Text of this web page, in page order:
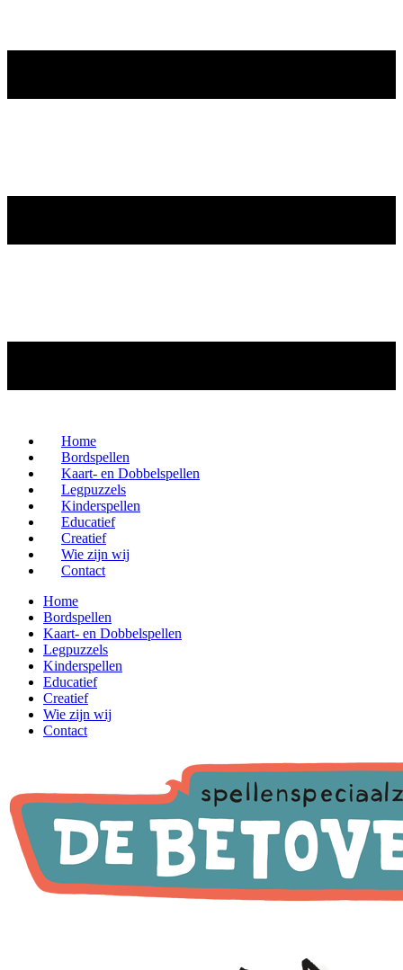
Home
Bordspellen
Kaart- en Dobbelspellen
Legpuzzels
Kinderspellen
Educatief
Creatief
Wie zijn wij
Contact
Home
Bordspellen
Kaart- en Dobbelspellen
Legpuzzels
Kinderspellen
Educatief
Creatief
Wie zijn wij
Contact